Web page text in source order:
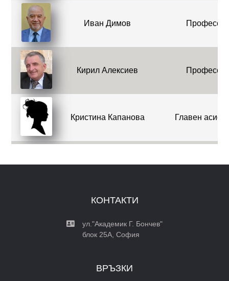
Иван Димов Професор
Кирил Алексиев Професор
Кристина Капанова Главен
Петър Живков
Петя Копринкова
Симона Неделчева
КОНТАКТИ
ул."Академик Г. Бончев"
блок 25A, София
ВРЪЗКИ